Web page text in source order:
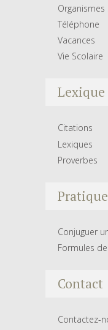
Organismes
Téléphone
Vacances
Vie Scolaire
Citations
Lexiques
Proverbes
Pratique
Conjuguer
Formules
Contact
Contactez-